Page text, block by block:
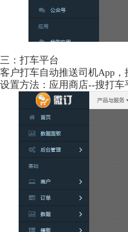
三：打车平台
客户打车自动推送司机App
设置方法：应用商店--搜打